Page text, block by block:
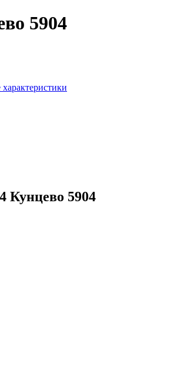
5904
характеристики
Кунцево 5904